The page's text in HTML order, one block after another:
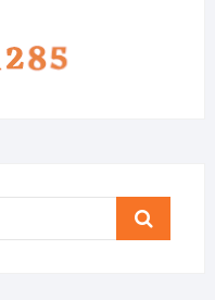
Caută